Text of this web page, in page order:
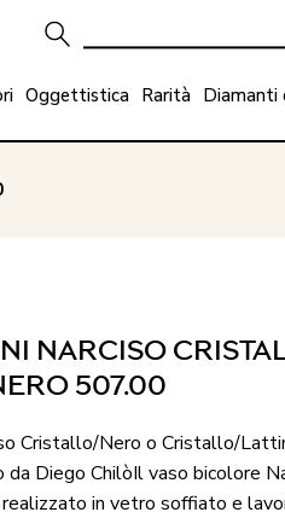
Oggettistica Rarità Diamanti
NARCISO
507.00
Cristallo/Nero o Cristallo/
Diego ChilòIl vaso bicolore
in vetro soffiato e